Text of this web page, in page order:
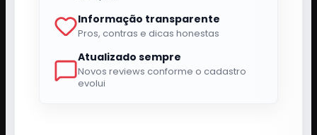
Informação transparente
Pros, contras e dicas honestas
Atualizado sempre
Novos reviews conforme o cadastro
evolui